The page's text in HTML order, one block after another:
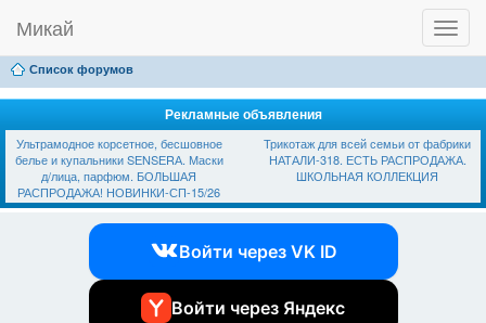
T
o
g
l
n
a
v
g
Микай
Ссылки Вход
Список форумов
Рекламные объявления
Ультрамодное корсетное, бесшовное
белье и купальники SЕNSЕRА. Маски
д/лица, парфюм. БОЛЬШАЯ
РАСПРОДАЖА! НОВИНКИ-СП-15/26
Трикотаж для всей семьи от фабрики
НАТАЛИ-318. ЕСТЬ РАСПРОДАЖА.
ШКОЛЬНАЯ КОЛЛЕКЦИЯ
Войти через VK ID
Войти через Яндекс